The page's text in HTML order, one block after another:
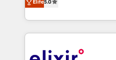
Commerce: Shopify,
alignment 🛡️ Compliance & Data Considerations:
market B2B companies
approach to execute their
applications of our
Design, Migrations + Integrations.
Elite5.0